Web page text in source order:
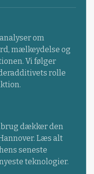
om
mælkeydelse og
Vi følger
rolle
dækker den
Læs alt
seneste
teknologier.